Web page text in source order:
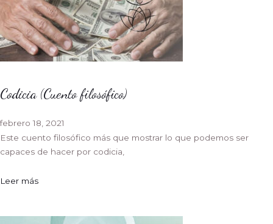
Codicia (Cuento filosófico)
febrero 18, 2021
Este cuento filosófico más que mostrar lo que podemos ser
capaces de hacer por codicia,
Leer más